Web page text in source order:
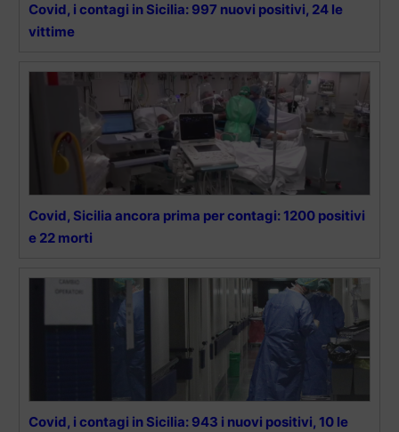
Covid, i contagi in Sicilia: 997 nuovi positivi, 24 le
vittime
Covid, Sicilia ancora prima per contagi: 1200 positivi
e 22 morti
Covid, i contagi in Sicilia: 943 i nuovi positivi, 10 le